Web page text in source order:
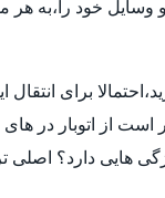
خود را،به هر
برای انتقال این
از اتوبار در
هایی دارد؟ اصلی